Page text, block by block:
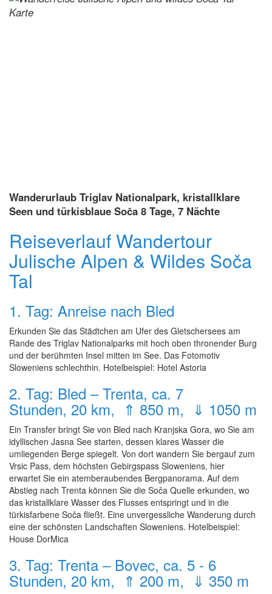
Wanderurlaub Triglav Nationalpark, kristallklare
Seen und türkisblaue Soča 8 Tage, 7 Nächte
Reiseverlauf Wandertour
Julische Alpen & Wildes Soča
Tal
1. Tag: Anreise nach Bled
Erkunden Sie das Städtchen am Ufer des Gletschersees am
Rande des Triglav Nationalparks mit hoch oben thronender Burg
und der berühmten Insel mitten im See. Das Fotomotiv
Sloweniens schlechthin. Hotelbeispiel: Hotel Astoria
2. Tag: Bled – Trenta, ca. 7
Stunden, 20 km, ⇑ 850 m, ⇓ 1050 m
Ein Transfer bringt Sie von Bled nach Kranjska Gora, wo Sie am
idyllischen Jasna See starten, dessen klares Wasser die
umliegenden Berge spiegelt. Von dort wandern Sie bergauf zum
Vrsic Pass, dem höchsten Gebirgspass Sloweniens, hier
erwartet Sie ein atemberaubendes Bergpanorama. Auf dem
Abstieg nach Trenta können Sie die Soča Quelle erkunden, wo
das kristallklare Wasser des Flusses entspringt und in die
türkisfarbene Soča fließt. Eine unvergessliche Wanderung durch
eine der schönsten Landschaften Sloweniens. Hotelbeispiel:
House DorMica
3. Tag: Trenta – Bovec, ca. 5 - 6
Stunden, 20 km, ⇑ 200 m, ⇓ 350 m